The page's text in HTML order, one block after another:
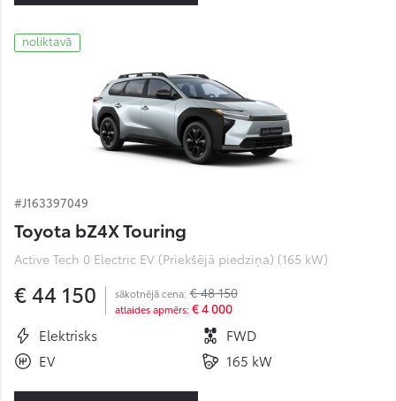
noliktavā
#J163397049
Toyota bZ4X Touring
Active Tech 0 Electric EV (Priekšējā piedziņa) (165 kW)
€ 44 150 sākotnējā cena: € 48 150
atlaides apmērs: € 4 000
Elektrisks
FWD
EV
165 kW